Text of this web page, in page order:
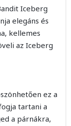
Iceberg
elegáns és
kellemes
az Iceberg
ez a
tartani a
a párnákra,